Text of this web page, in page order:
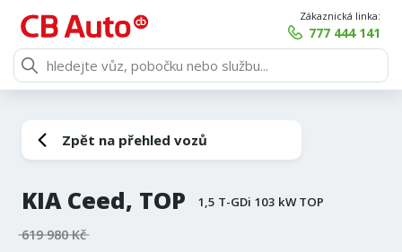
Zákaznická linka:
777 444 141
Zpět na přehled vozů
KIA Ceed, TOP 1,5 T-GDi 103 kW TOP
619 980 Kč